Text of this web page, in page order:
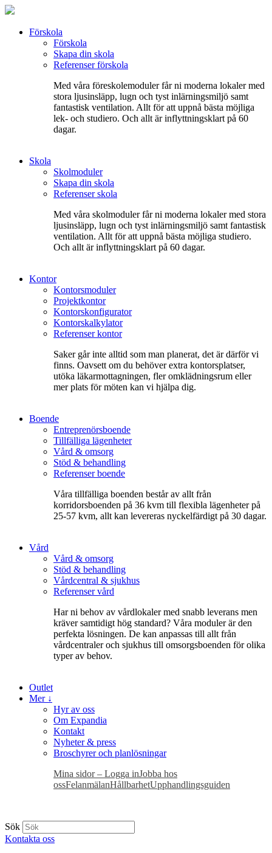
Förskola
Förskola
Skapa din skola
Referenser förskola
Med våra föreskolemoduler får ni moderna lokaler med
stora ljusinsläpp, lugn och tyst inlärningsmiljö samt
fantastisk ventilation. Allt för att uppnå bästa möjliga
lek- och studiero. Och allt är inflyttningsklart på 60
dagar.
Skola
Skolmoduler
Skapa din skola
Referenser skola
Med våra skolmoduler får ni moderna lokaler med stora
ljusinsläpp, lugn och tyst inlärningsmiljö samt fantastisk
ventilation. Allt för att uppnå bästa möjliga studiero.
Och allt är inflyttningsklart på 60 dagar.
Kontor
Kontorsmoduler
Projektkontor
Kontorskonfigurator
Kontorskalkylator
Referenser kontor
Saker går inte alltid som man planerat, det är därför vi
finns. Oavsett om du behöver extra kontorsplatser,
utöka läkarmottagningen, fler omklädningsrum eller
mer plats för möten kan vi hjälpa dig.
Boende
Entreprenörsboende
Tillfälliga lägenheter
Vård & omsorg
Stöd & behandling
Referenser boende
Våra tillfälliga boenden består av allt från
korridorsboenden på 36 kvm till flexibla lägenheter på
25-57 kvm, allt kan levereras nyckelfärdigt på 30 dagar.
Vård
Vård & omsorg
Stöd & behandling
Vårdcentral & sjukhus
Referenser vård
Har ni behov av vårdlokaler med snabb leverans men
kräver samtidigt hög standard? Våra moduler är den
perfekta lösningen. De kan anpassas till allt från
vårdcentraler och sjukhus till omsorgsboenden för olika
typer av behov.
Outlet
Mer ↓
Hyr av oss
Om Expandia
Kontakt
Nyheter & press
Broschyrer och planlösningar
Mina sidor – Logga inJobba hos
ossFelanmälanHållbarhetUpphandlingsguiden
Sök
Kontakta oss